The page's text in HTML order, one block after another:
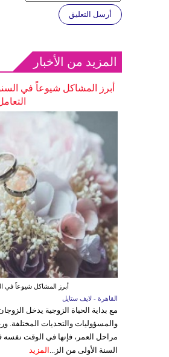
أرسل التعليق
المزيد من الأخبار
أبرز المشاكل شيوعاً في
أبرز المشاكل شيوعاً في
القاهرة - لايف ستايل
مع بداية الحياة الزوجية يدخل
والمسؤوليات والتحديات المختلفة.
مراحل العمر، فإنها في الوقت
السنة الأولى من الز... المزيد